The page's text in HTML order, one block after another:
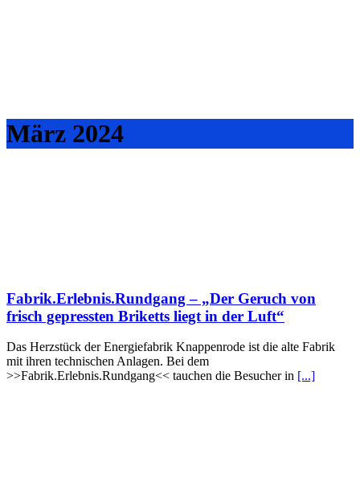
März 2024
Fabrik.Erlebnis.Rundgang – „Der Geruch von
frisch gepressten Briketts liegt in der Luft“
Das Herzstück der Energiefabrik Knappenrode ist die alte Fabrik
mit ihren technischen Anlagen. Bei dem
>>Fabrik.Erlebnis.Rundgang<< tauchen die Besucher in [...]